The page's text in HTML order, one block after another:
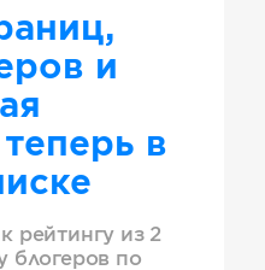
и
в
рейтингу из 2
блогеров по